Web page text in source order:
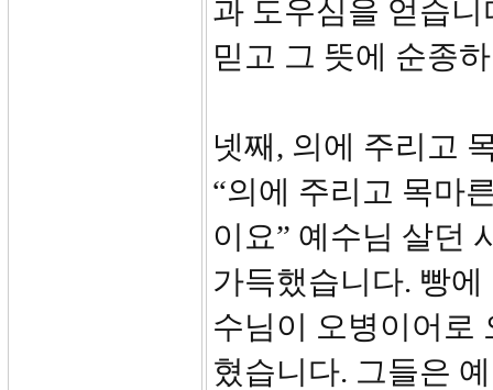
과 도우심을 얻습
믿고 그 뜻에 순종
넷째, 의에 주리고
“의에 주리고 목마
이요” 예수님 살던
가득했습니다. 빵
수님이 오병이어로
혔습니다. 그들은